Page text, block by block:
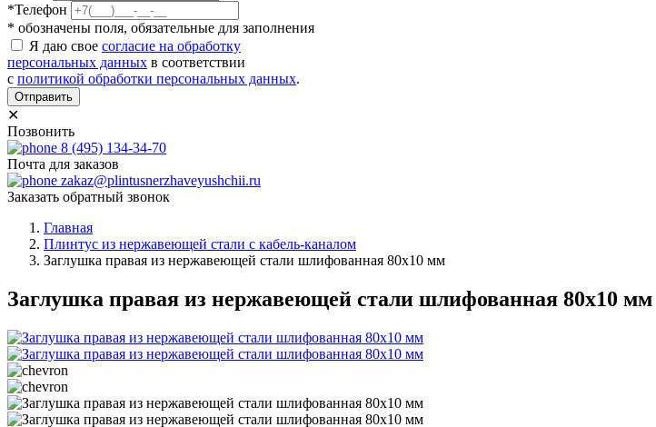
*Телефон
* обозначены поля, обязательные для заполнения
Я даю свое согласие на обработку
персональных данных в соответствии
с политикой обработки персональных данных.
Отправить
✕
Позвонить
8 (495) 134-34-70
Почта для заказов
zakaz@plintusnerzhaveyushchii.ru
Заказать обратный звонок
Главная
Плинтус из нержавеющей стали с кабель-каналом
Заглушка правая из нержавеющей стали шлифованная 80х10 мм
Заглушка правая из нержавеющей стали шлифованная 80х10 мм